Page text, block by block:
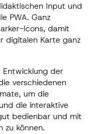
Input und
PWA. Ganz
Icons, damit
digitalen Karte ganz
Entwicklung der
verschiedenen
um die
die interaktive
bedienbar und mit
zu können.